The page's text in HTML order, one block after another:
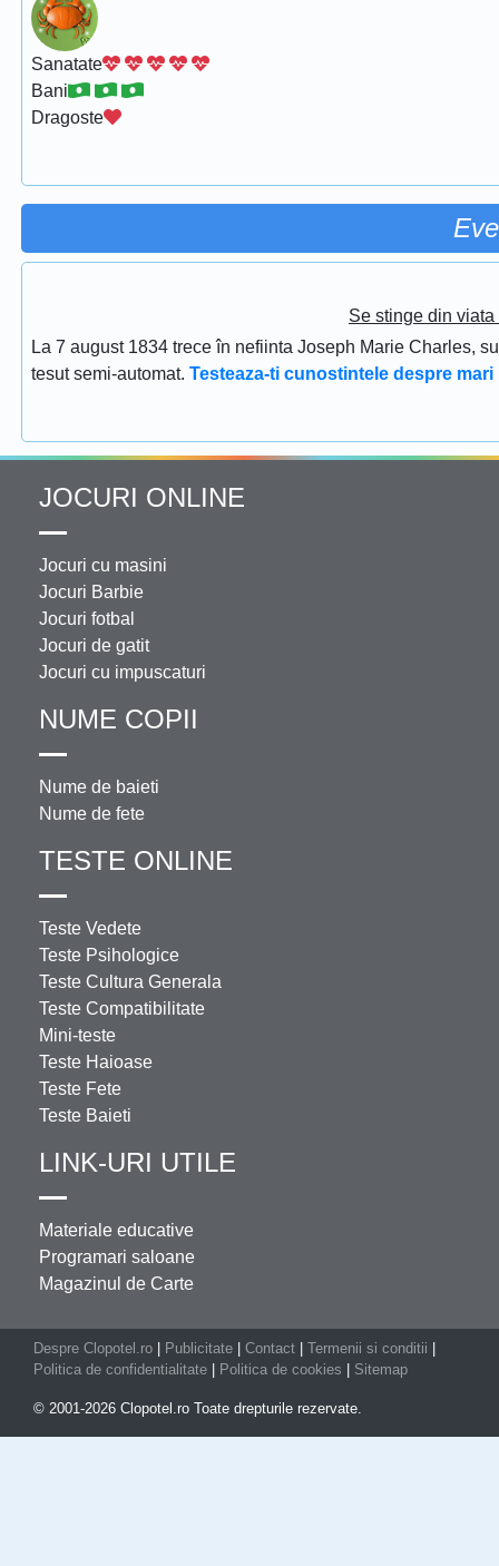
Sanatate
Bani
Dragoste
Se stinge din
La 7 august 1834 trece în nefiinta Joseph Marie Charles,
tesut semi-automat. Testeaza-ti cunostintele despre
JOCURI ONLINE
Jocuri cu masini
Jocuri Barbie
Jocuri fotbal
Jocuri de gatit
Jocuri cu impuscaturi
NUME COPII
Nume de baieti
Nume de fete
TESTE ONLINE
Teste Vedete
Teste Psihologice
Teste Cultura Generala
Teste Compatibilitate
Mini-teste
Teste Haioase
Teste Fete
Teste Baieti
LINK-URI UTILE
Materiale educative
Programari saloane
Magazinul de Carte
Despre Clopotel.ro Publicitate Contact Termenii si conditii
Politica de confidentialitate
Politica de cookies Sitemap
© 2001-2026 Clopotel.ro Toate drepturile rezervate.